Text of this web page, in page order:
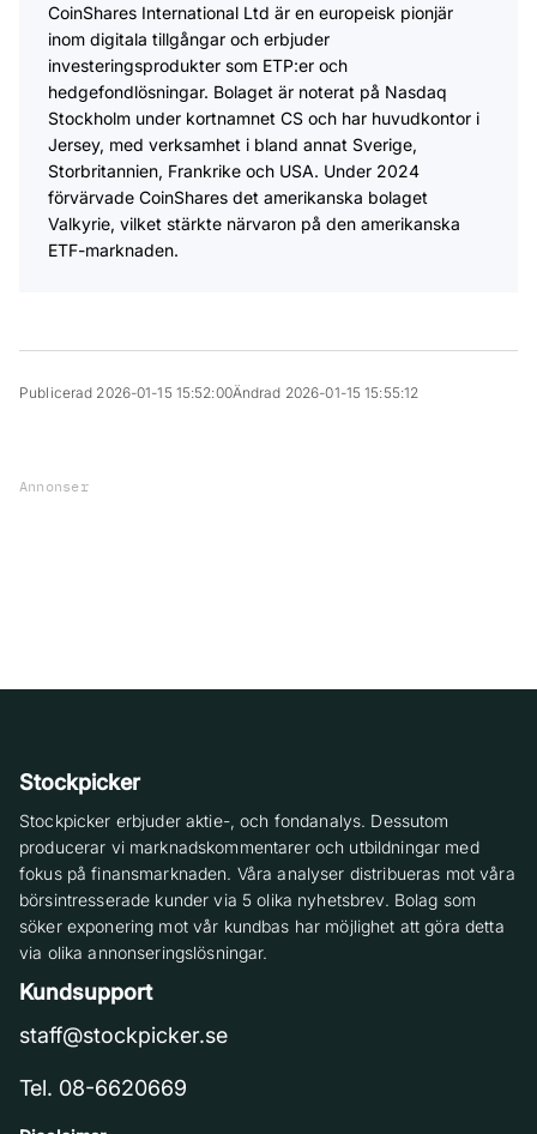
CoinShares International Ltd är en europeisk pionjär
inom digitala tillgångar och erbjuder
investeringsprodukter som ETP:er och
hedgefondlösningar. Bolaget är noterat på Nasdaq
Stockholm under kortnamnet CS och har huvudkontor i
Jersey, med verksamhet i bland annat Sverige,
Storbritannien, Frankrike och USA. Under 2024
förvärvade CoinShares det amerikanska bolaget
Valkyrie, vilket stärkte närvaron på den amerikanska
ETF-marknaden.
Publicerad 2026-01-15 15:52:00Ändrad 2026-01-15 15:55:12
Annonser
Stockpicker
Stockpicker erbjuder aktie-, och fondanalys. Dessutom
producerar vi marknadskommentarer och utbildningar med
fokus på finansmarknaden. Våra analyser distribueras mot våra
börsintresserade kunder via 5 olika nyhetsbrev. Bolag som
söker exponering mot vår kundbas har möjlighet att göra detta
via olika annonseringslösningar.
Kundsupport
staff@stockpicker.se
Tel. 08-6620669